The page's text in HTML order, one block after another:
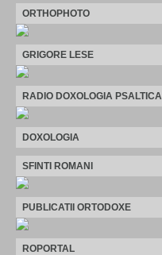
ORTHOPHOTO
GRIGORE LESE
RADIO DOXOLOGIA PSALTICA
DOXOLOGIA
SFINTI ROMANI
PUBLICATII ORTODOXE
ROPORTAL